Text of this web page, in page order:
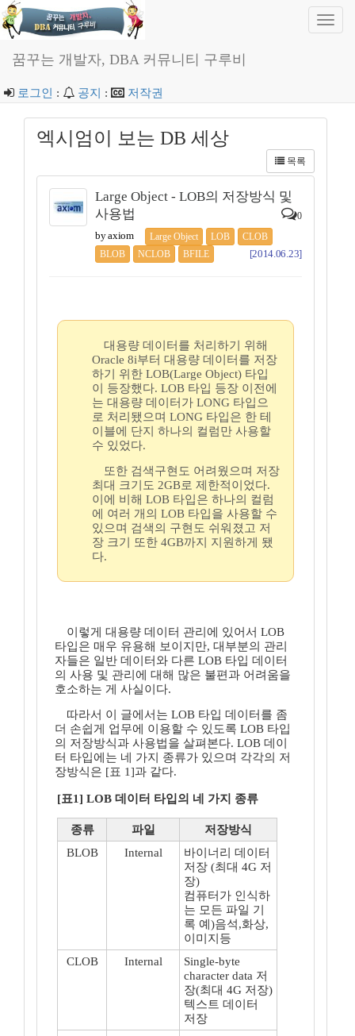
꿈꾸는 개발자, DBA 커뮤니티 구루비
로그인 : 공지 : 저작권
엑시엄이 보는 DB 세상
목록
Large Object - LOB의 저장방식 및
사용법
0
by axiom Large Object LOB
CLOB
BLOB
NCLOB BFILE [2014.06.23]
대용량 데이터를 처리하기 위해
Oracle 8i부터 대용량 데이터를 저장
하기 위한 LOB(Large Object) 타입
이 등장했다. LOB 타입 등장 이전에
는 대용량 데이터가 LONG 타입으
로 처리됐으며 LONG 타입은 한 테
이블에 단지 하나의 컬럼만 사용할
수 있었다.
또한 검색구현도 어려웠으며 저장
최대 크기도 2GB로 제한적이었다.
이에 비해 LOB 타입은 하나의 컬럼
에 여러 개의 LOB 타입을 사용할 수
있으며 검색의 구현도 쉬워졌고 저
장 크기 또한 4GB까지 지원하게 됐
다.
이렇게 대용량 데이터 관리에 있어서 LOB
타입은 매우 유용해 보이지만, 대부분의 관리
자들은 일반 데이터와 다른 LOB 타입 데이터
의 사용 및 관리에 대해 많은 불편과 어려움을
호소하는 게 사실이다.
따라서 이 글에서는 LOB 타입 데이터를 좀
더 손쉽게 업무에 이용할 수 있도록 LOB 타입
의 저장방식과 사용법을 살펴본다. LOB 데이
터 타입에는 네 가지 종류가 있으며 각각의 저
장방식은 [표 1]과 같다.
[표1] LOB 데이터 타입의 네 가지 종류
종류 파일
저장방식
BLOB
Internal
바이너리 데이터
저장 (최대 4G 저
장)
컴퓨터가 인식하
는 모든 파일 기
록 예)음석,화상,
이미지등
CLOB
Internal
Single-byte
character data 저
장(최대 4G 저장)
텍스트 데이터
저장